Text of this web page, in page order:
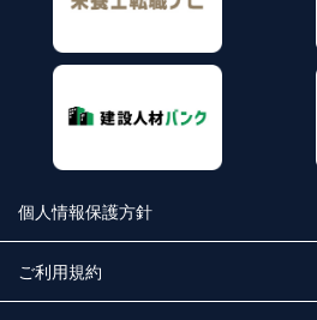
個人情報保護方針
ご利用規約